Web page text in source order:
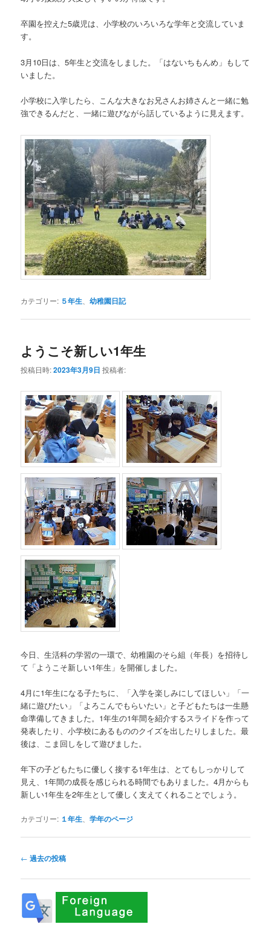
卒園を控えた5歳児は、小学校のいろいろな学年と交流していま
す。
3月10日は、5年生と交流をしました。「はないちもんめ」もして
いました。
小学校に入学したら、こんな大きなお兄さんお姉さんと一緒に勉
強できるんだと、一緒に遊びながら話しているように見えます。
カテゴリー: ５年生 、幼稚園日記
ようこそ新しい1年生
投稿日時:2023年3月9日 投稿者:
今日、生活科の学習の一環で、幼稚園のそら組（年長）を招待し
て「ようこそ新しい1年生」を開催しました。
4月に1年生になる子たちに、「入学を楽しみにしてほしい」「一
緒に遊びたい」「よろこんでもらいたい」と子どもたちは一生懸
命準備してきました。1年生の1年間を紹介するスライドを作って
発表したり、小学校にあるもののクイズを出したりしました。最
後は、こま回しをして遊びました。
年下の子どもたちに優しく接する1年生は、とてもしっかりして
見え、1年間の成長を感じられる時間でもありました。4月からも
新しい1年生を2年生として優しく支えてくれることでしょう。
カテゴリー: １年生 、学年のページ
投
ナ
ビ
ゲ
ー
← 過去の投稿